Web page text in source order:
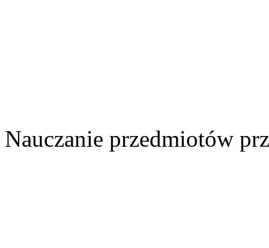
Nauczanie przedmiotów